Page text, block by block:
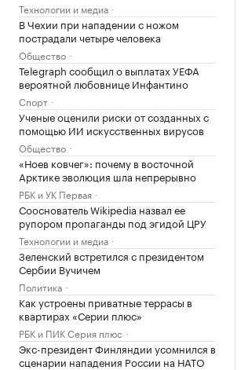
Технологии и медиа
В Чехии при нападении с ножом
пострадали четыре человека
Общество
Telegraph сообщил о выплатах УЕФА
вероятной любовнице Инфантино
Спорт
Ученые оценили риски от созданных с
помощью ИИ искусственных вирусов
Общество
«Ноев ковчег»: почему в восточной
Арктике эволюция шла непрерывно
РБК и УК Первая
Сооснователь Wikipedia назвал ее
рупором пропаганды под эгидой ЦРУ
Технологии и медиа
Зеленский встретился с президентом
Сербии Вучичем
Политика
Как устроены приватные террасы в
квартирах «Серии плюс»
РБК и ПИК Серия плюс
Экс-президент Финляндии усомнился в
сценарии нападения России на НАТО